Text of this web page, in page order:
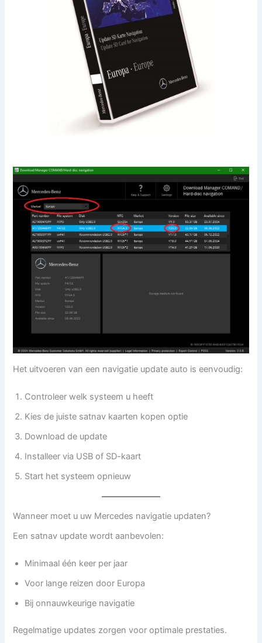
Het uitvoeren van een navigatie update auto is eenvoudig:
Controleer welk systeem u heeft
Kies de juiste satnav kaarten kopen optie
Download de update
Installeer via USB of SD-kaart
Start het systeem opnieuw
Wanneer moet u uw Mercedes navigatie updaten?
Een satnav update wordt aanbevolen:
Minimaal één keer per jaar
Voor lange reizen door Europa
Bij onnauwkeurige navigatie
Regelmatige updates zorgen voor optimale prestaties.